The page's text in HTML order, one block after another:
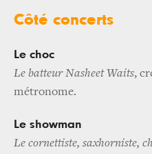
Côté concerts
Le choc
Le batteur Nasheet Waits,
métronome.
Le showman
Le cornettiste, saxhorniste,